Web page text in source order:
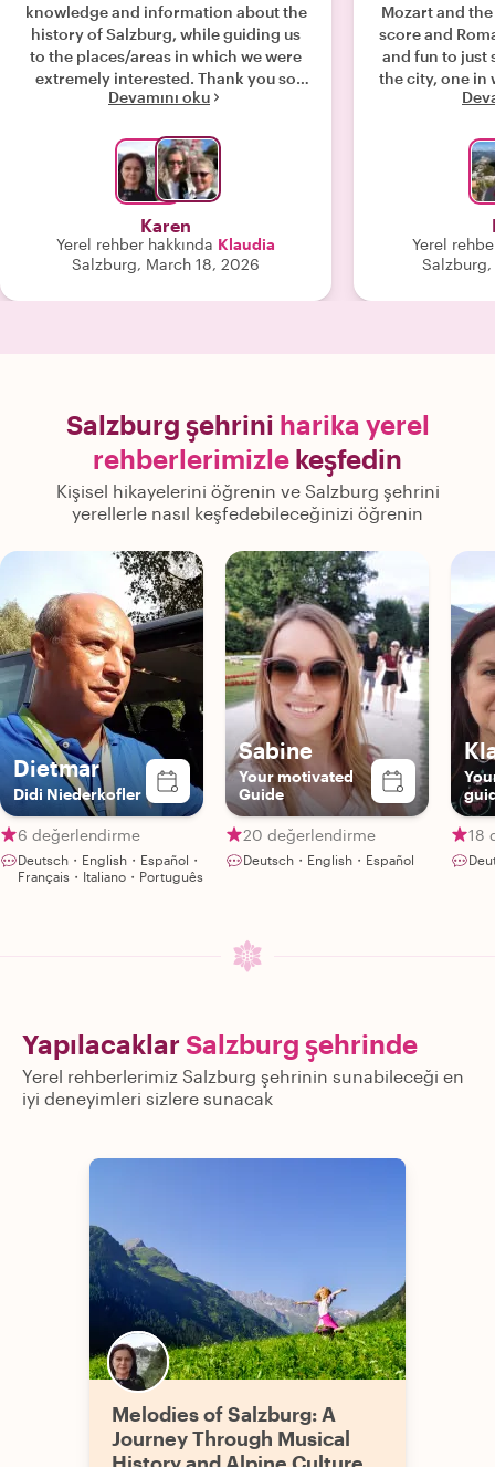
knowledge and information about the
history of Salzburg, while guiding us
to the places/areas in which we were
extremely interested. Thank you so
much! "
Devamını oku
Karen
Yerel rehber hakkında Klaudia
Salzburg, March 18, 2026
Mozart and
score and
and fun to just
the city, one in
Yerel
Salzburg şehrini harika yerel
rehberlerimizle keşfedin
Kişisel hikayelerini öğrenin ve Salzburg şehrini
yerellerle nasıl keşfedebileceğinizi öğrenin
Dietmar
Didi Niederkofler
6 değerlendirme
Deutsch・English・Español・
Français・Italiano・Português
Sabine
Your motivated
Guide
20 değerlendirme
Deutsch・English・Español
18
Yapılacaklar Salzburg şehrinde
Yerel rehberlerimiz Salzburg şehrinin sunabileceği en
iyi deneyimleri sizlere sunacak
Melodies of Salzburg: A
Journey Through Musical